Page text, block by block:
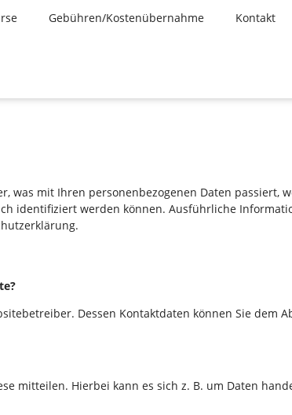
Gebühren/Kostenübernahme Kontakt
was mit Ihren personenbezogenen Daten passiert,
identifiziert werden können. Ausführliche
Dessen Kontaktdaten können Sie dem
mitteilen. Hierbei kann es sich z. B. um Daten